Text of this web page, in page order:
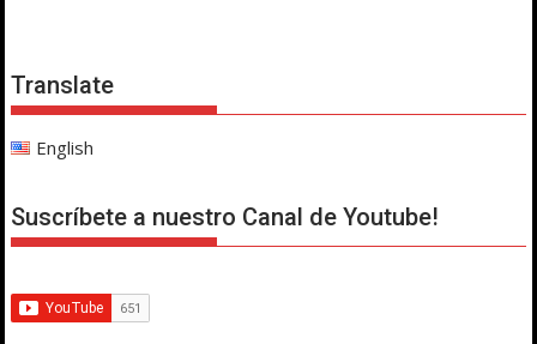
Translate
English
Suscríbete a nuestro Canal de Youtube!